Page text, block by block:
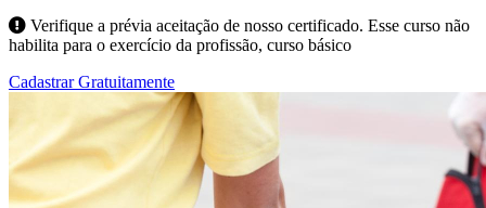
Verifique a prévia aceitação de nosso certificado. Esse curso não
habilita para o exercício da profissão, curso básico
Cadastrar Gratuitamente